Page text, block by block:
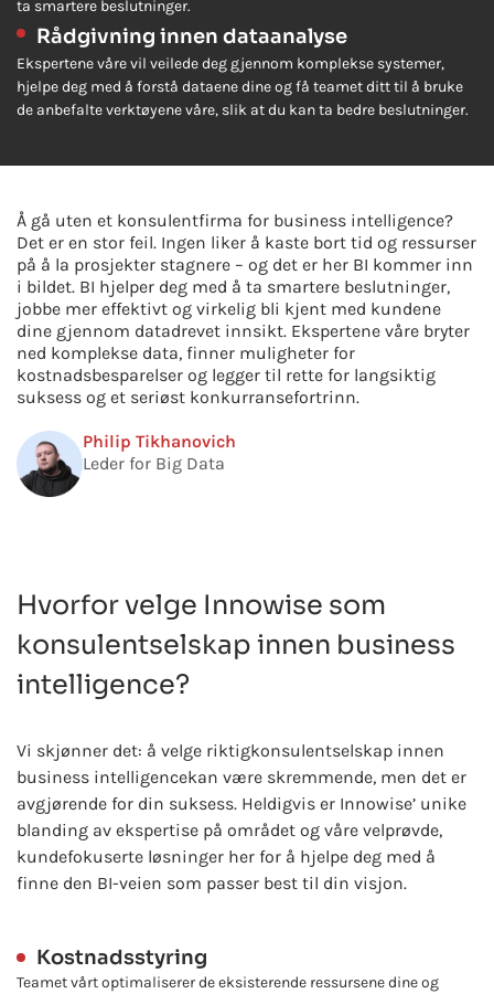
ta smartere beslutninger.
Rådgivning innen dataanalyse
Ekspertene våre vil veilede deg gjennom komplekse systemer,
hjelpe deg med å forstå dataene dine og få teamet ditt til å bruke
de anbefalte verktøyene våre, slik at du kan ta bedre beslutninger.
Philip Tikhanovich
Leder for Big Data
Å gå uten et konsulentfirma for business intelligence?
Det er en stor feil. Ingen liker å kaste bort tid og ressurser
på å la prosjekter stagnere – og det er her BI kommer inn
i bildet. BI hjelper deg med å ta smartere beslutninger,
jobbe mer effektivt og virkelig bli kjent med kundene
dine gjennom datadrevet innsikt. Ekspertene våre bryter
ned komplekse data, finner muligheter for
kostnadsbesparelser og legger til rette for langsiktig
suksess og et seriøst konkurransefortrinn.
Hvorfor velge Innowise som
konsulentselskap innen business
intelligence?
Vi skjønner det: å velge riktigkonsulentselskap innen
business intelligencekan være skremmende, men det er
avgjørende for din suksess. Heldigvis er Innowise’ unike
blanding av ekspertise på området og våre velprøvde,
kundefokuserte løsninger her for å hjelpe deg med å
finne den BI-veien som passer best til din visjon.
Kostnadsstyring
Teamet vårt optimaliserer de eksisterende ressursene dine og